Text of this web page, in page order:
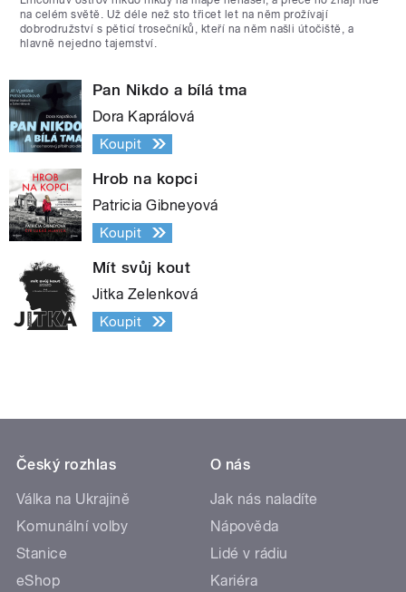
na celém světě. Už déle než sto třicet let na něm prožívají
dobrodružství s pěticí trosečníků, kteří na něm našli útočiště, a
hlavně nejedno tajemství.
Pan Nikdo a bílá tma
Dora Kaprálová
Koupit
Hrob na kopci
Patricia Gibneyová
Koupit
Mít svůj kout
Jitka Zelenková
Koupit
Český rozhlas
Válka na Ukrajině
Komunální volby
Stanice
eShop
O nás
Jak nás naladíte
Nápověda
Lidé v rádiu
Kariéra